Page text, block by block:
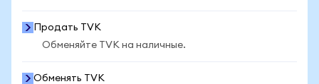
Продать TVK
Обменяйте TVK на наличные.
Обменять TVK